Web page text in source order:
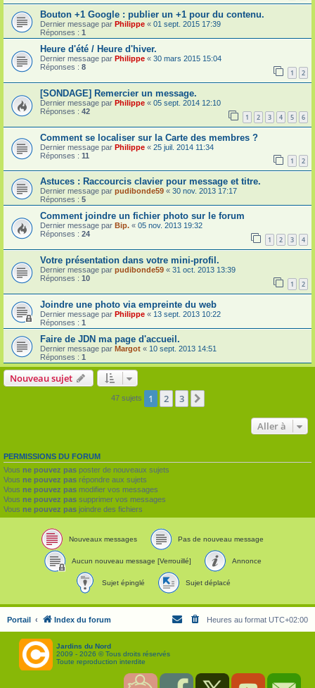
Bouton +1 Google : publier un +1 pour du contenu.
Dernier message par Philippe « 01 sept. 2015 17:39
Réponses : 1
Heure d'été / Heure d'hiver.
Dernier message par Philippe « 30 mars 2015 15:04
Réponses : 8
1 2
[SONDAGE] Remercier un message.
Dernier message par Philippe « 05 sept. 2014 12:10
Réponses : 42
1 2 3 4 5 6
Comment se localiser sur la Carte des membres ?
Dernier message par Philippe « 25 juil. 2014 11:34
Réponses : 11
1 2
Astuces : Raccourcis clavier pour message et titre.
Dernier message par pudibonde59 « 30 nov. 2013 17:17
Réponses : 5
Comment joindre un fichier photo sur le forum
Dernier message par Bip. « 05 nov. 2013 19:32
Réponses : 24
1 2 3 4
Votre présentation dans votre mini-profil.
Dernier message par pudibonde59 « 31 oct. 2013 13:39
Réponses : 10
1 2
Joindre une photo via empreinte du web
Dernier message par Philippe « 13 sept. 2013 10:22
Réponses : 1
Faire de JDN ma page d'accueil.
Dernier message par Margot « 10 sept. 2013 14:51
Réponses : 1
Nouveau sujet
47 sujets 1 2 3
Aller à
PERMISSIONS DU FORUM
Vous ne pouvez pas poster de nouveaux sujets
Vous ne pouvez pas répondre aux sujets
Vous ne pouvez pas modifier vos messages
Vous ne pouvez pas supprimer vos messages
Vous ne pouvez pas joindre des fichiers
Nouveaux messages Pas de nouveau message
Aucun nouveau message [Verrouillé] Annonce
Sujet épinglé Sujet déplacé
Portail Index du forum Heures au format UTC+02:00
Jardins du Nord
2009 - 2026 © Tous droits réservés
Toute reproduction interdite